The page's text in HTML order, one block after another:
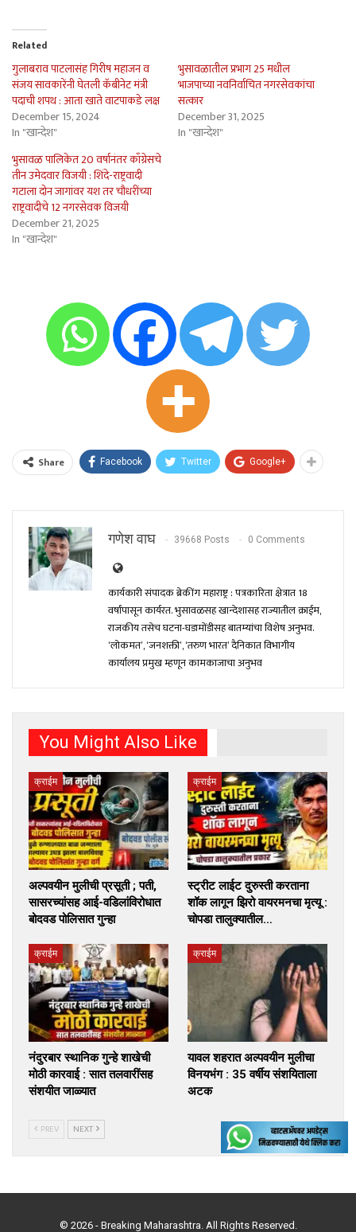
Related
गुलाबराव पाटलासंह गिरीष महाजन व
संजय सावकारेंनी घेतली कॅबीनेट मंत्री
पदाची शपथ : आता खाते वाटपाकडे लक्ष
December 15, 2024
In "खान्देश"
भुसावळातील प्रभाग 25 मधील
भाजपाच्या नवनिर्वाचित नगरसेवकांचा
सत्कार
December 31, 2025
In "खान्देश"
भुसावळ पालिकेत 20 वर्षानंतर काँग्रेसचे
तीन उमेदवार विजयी : शिंदे-राष्ट्रवादी
गटाला दोन जागांवर यश तर चौधरींच्या
राष्ट्रवादीचे 12 नगरसेवक विजयी
December 21, 2025
In "खान्देश"
Share Facebook Twitter Google+
गणेश वाघ 39668 Posts 0 Comments
कार्यकारी संपादक ब्रेकींग महाराष्ट्र : पत्रकारिता क्षेत्रात 18
वर्षांपासून कार्यरत. भुसावळसह खान्देशासह राज्यातील क्राईम,
राजकीय तसेच घटना-घडामोंडीसह बातम्यांचा विशेष अनुभव.
‘लोकमत’, ‘जनशक्ती’, ‘तरुण भारत’ दैनिकात विभागीय
कार्यालय प्रमुख म्हणून कामकाजाचा अनुभव
You Might Also Like
क्राईम
अल्पवयीन मुलीची प्रसूती ; पती,
सासरच्यांसह आई-वडिलांविरोधात
बोदवड पोलिसात गुन्हा
क्राईम
स्ट्रीट लाईट दुरुस्ती करताना
शॉक लागून झिरो वायरमनचा मृत्यू :
चोपडा तालुक्यातील…
क्राईम
नंदुरबार स्थानिक गुन्हे शाखेची
मोठी कारवाई : सात तलवारींसह
संशयीत जाळ्यात
क्राईम
यावल शहरात अल्पवयीन मुलीचा
विनयभंग : 35 वर्षीय संशयिताला
अटक
PREV NEXT
© 2026 - Breaking Maharashtra. All Rights Reserved.